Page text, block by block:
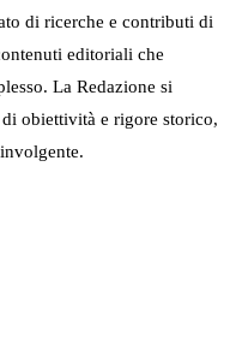
di ricerche e contributi di
editoriali che
La Redazione si
obiettività e rigore storico,